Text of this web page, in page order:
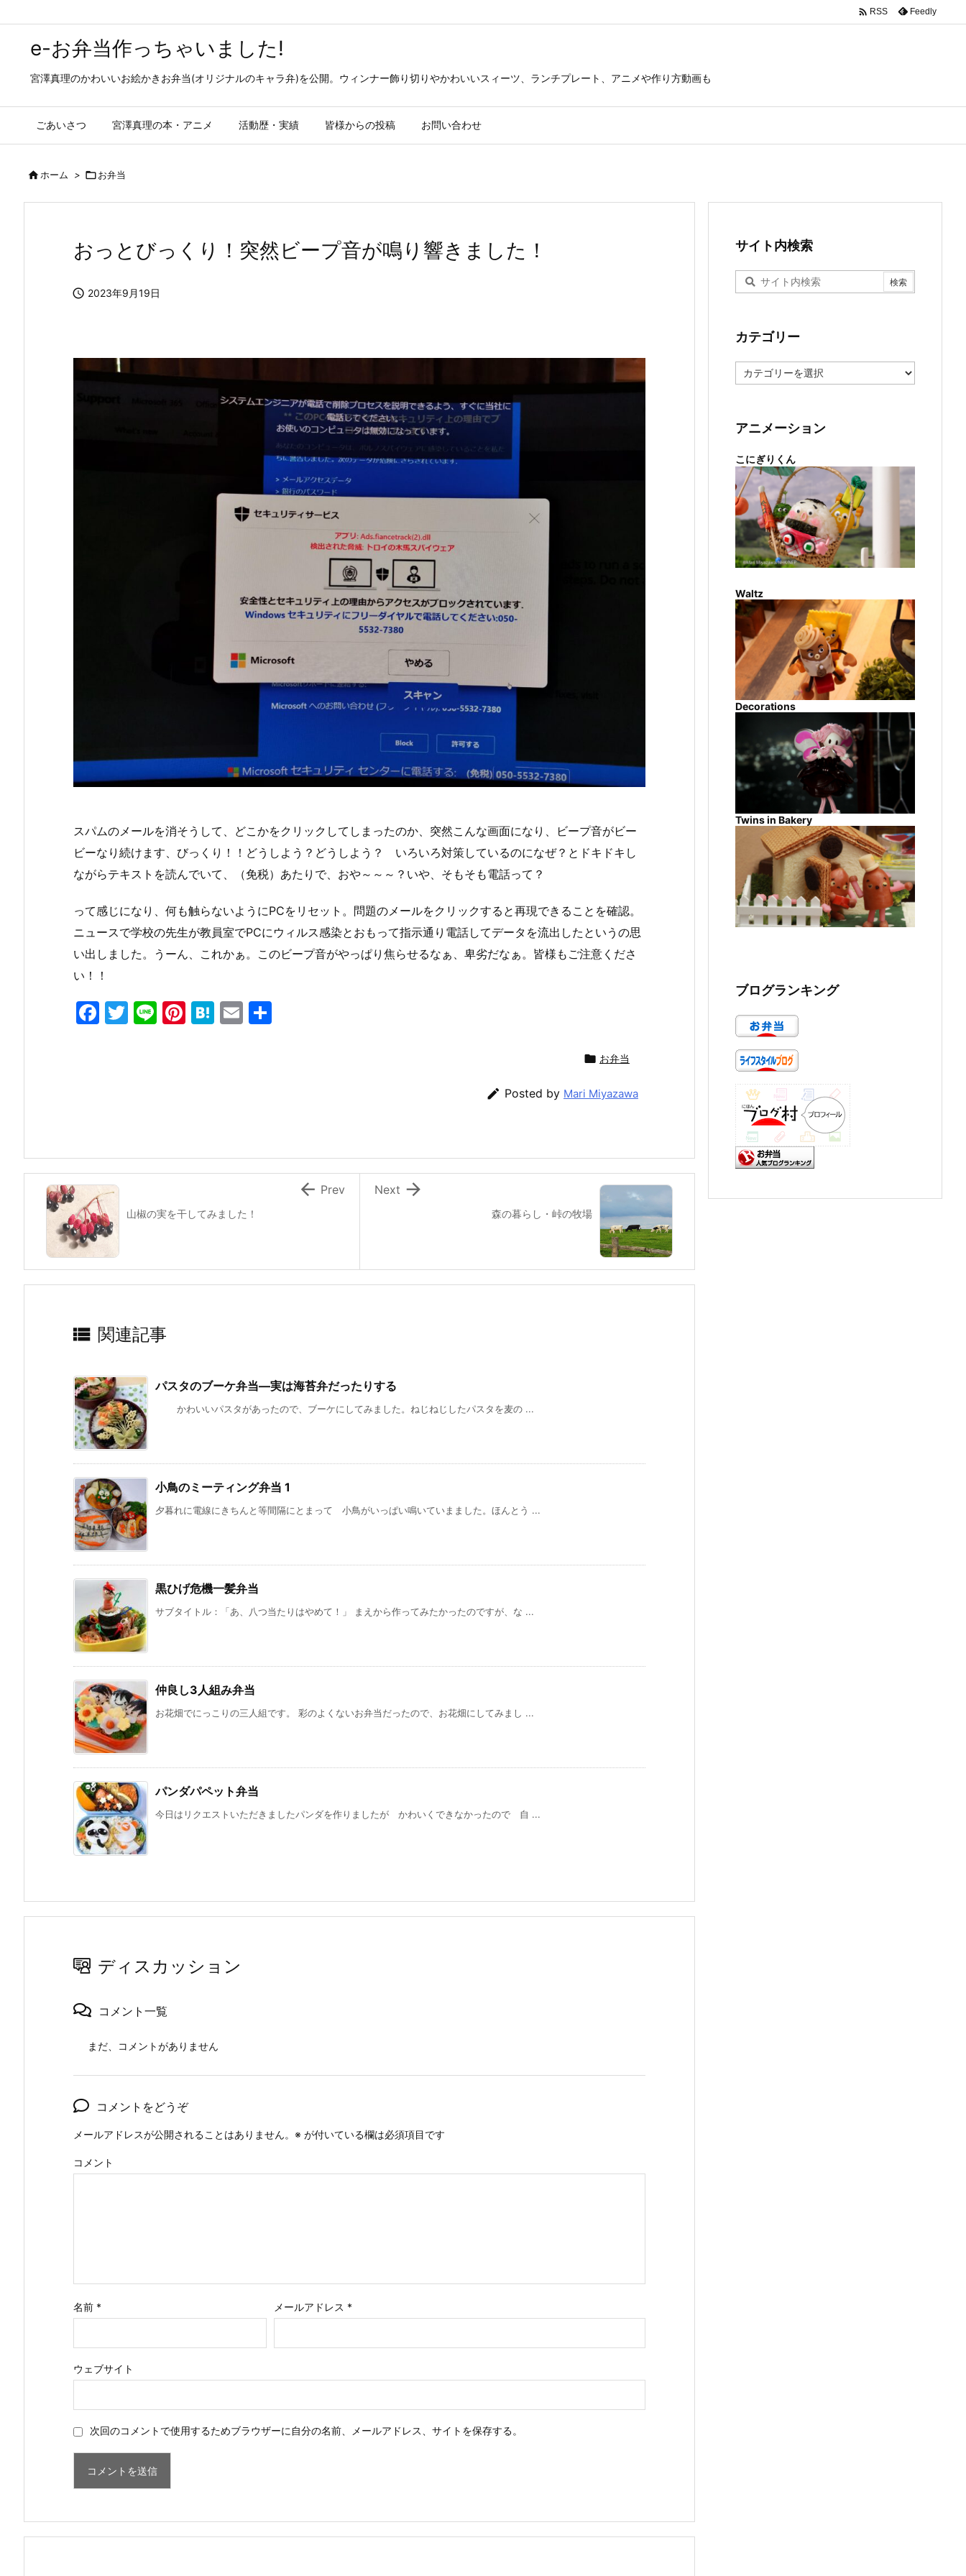
e-お弁当作っちゃいました!
宮澤真理のかわいいお絵かきお弁当(オリジナルのキャラ弁)を公開。ウィンナー飾り切りやかわいいスィーツ、ランチプレート、アニメや作り方動画も
ごあいさつ 宮澤真理の本・アニメ 活動歴・実績 皆様からの投稿 お問い合わせ
 RSS Feedly
ホーム > お弁当
おっとびっくり！突然ビープ音が鳴り響きました！
 2023年9月19日
スパムのメールを消そうして、どこかをクリックしてしまったのか、突然こんな画面になり、ビープ音がビー
ビーなり続けます、びっくり！！どうしよう？どうしよう？ いろいろ対策しているのになぜ？とドキドキし
ながらテキストを読んでいて、（免税）あたりで、おや～～～？いや、そもそも電話って？
って感じになり、何も触らないようにPCをリセット。問題のメールをクリックすると再現できることを確認。
ニュースで学校の先生が教員室でPCにウィルス感染とおもって指示通り電話してデータを流出したというの思
い出しました。うーん、これかぁ。このビープ音がやっぱり焦らせるなぁ、卑劣だなぁ。皆様もご注意くださ
い！！
F
k
T
Li Pi H
E
 お弁当
 Posted by Mari Miyazawa
森の暮らし・峠の牧場

Next
山椒の実を干してみました！
 Prev
 関連記事
パスタのブーケ弁当—実は海苔弁だったりする
かわいいパスタがあったので、ブーケにしてみました。ねじねじしたパスタを麦の ...
小鳥のミーティング弁当 1
夕暮れに電線にきちんと等間隔にとまって 小鳥がいっぱい鳴いていまました。ほんとう ...
黒ひげ危機一髪弁当
サブタイトル：「あ、八つ当たりはやめて！」 まえから作ってみたかったのですが、な ...
仲良し3人組み弁当
お花畑でにっこりの三人組です。 彩のよくないお弁当だったので、お花畑にしてみまし ...
パンダパペット弁当
今日はリクエストいただきましたパンダを作りましたが かわいくできなかったので 自 ...
ディスカッション
コメント一覧
まだ、コメントがありません
コメントをどうぞ
メールアドレスが公開されることはありません。 ※ が付いている欄は必須項目です
コメント
名前 * メールアドレス *
ウェブサイト
次回のコメントで使用するためブラウザーに自分の名前、メールアドレス、サイトを保存する。
サイト内検索
カテゴリー
テ
ー
アニメーション
こにぎりくん
Waltz
Decorations
Twins in Bakery
ブログランキング